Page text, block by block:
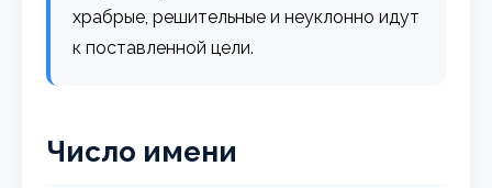
храбрые, решительные и неуклонно идут
к поставленной цели.
Число имени